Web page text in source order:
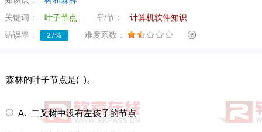
关键词：
叶子节点 章/节：
计算机软件知识
错误率：
27% 难度系数：
森林的叶子节点是( )。
A. 二叉树中没有左孩子的节点